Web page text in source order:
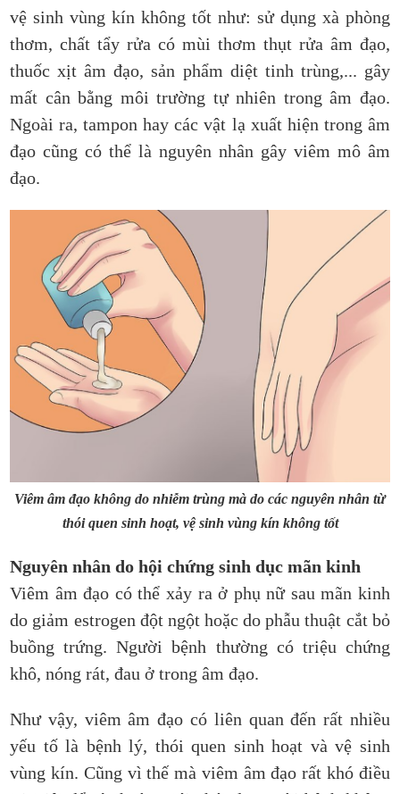
vệ sinh vùng kín không tốt như: sử dụng xà phòng
thơm, chất tẩy rửa có mùi thơm thụt rửa âm đạo,
thuốc xịt âm đạo, sản phẩm diệt tinh trùng,... gây
mất cân bằng môi trường tự nhiên trong âm đạo.
Ngoài ra, tampon hay các vật lạ xuất hiện trong âm
đạo cũng có thể là nguyên nhân gây viêm mô âm
đạo.
Viêm âm đạo không do nhiễm trùng mà do các nguyên nhân từ
thói quen sinh hoạt, vệ sinh vùng kín không tốt
Nguyên nhân do hội chứng sinh dục mãn kinh
Viêm âm đạo có thể xảy ra ở phụ nữ sau mãn kinh
do giảm estrogen đột ngột hoặc do phẫu thuật cắt bỏ
buồng trứng. Người bệnh thường có triệu chứng
khô, nóng rát, đau ở trong âm đạo.
Như vậy, viêm âm đạo có liên quan đến rất nhiều
yếu tố là bệnh lý, thói quen sinh hoạt và vệ sinh
vùng kín. Cũng vì thế mà viêm âm đạo rất khó điều